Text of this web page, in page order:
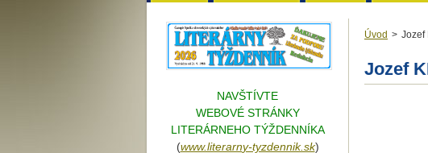
Úvod > Jozef
Jozef
NAVŠTÍVTE
WEBOVÉ STRÁNKY
LITERÁRNEHO TÝŽDENNÍKA
(www.literarny-tyzdennik.sk)